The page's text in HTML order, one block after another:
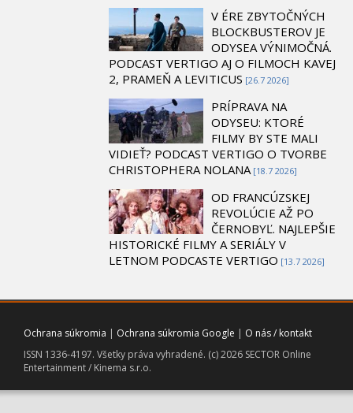
V ÉRE ZBYTOČNÝCH
BLOCKBUSTEROV JE
ODYSEA VÝNIMOČNÁ.
PODCAST VERTIGO AJ O FILMOCH KAVEJ
2, PRAMEŇ A LEVITICUS [26.7 2026]
PRÍPRAVA NA
ODYSEU: KTORÉ
FILMY BY STE MALI
VIDIEŤ? PODCAST VERTIGO O TVORBE
CHRISTOPHERA NOLANA [18.7 2026]
OD FRANCÚZSKEJ
REVOLÚCIE AŽ PO
ČERNOBYĽ. NAJLEPŠIE
HISTORICKÉ FILMY A SERIÁLY V
LETNOM PODCASTE VERTIGO [13.7 2026]
Ochrana súkromia | Ochrana súkromia Google | O nás / kontakt
ISSN 1336-4197. Všetky práva vyhradené. (c) 2026 SECTOR Online
Entertainment / Kinema s.r.o.